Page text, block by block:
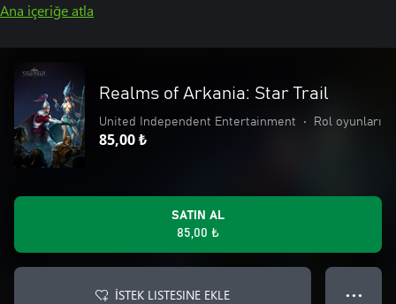
Ana içeriğe atla
Realms of Arkania: Star Trail
United Independent Entertainment • Rol oyunları
85,00 ₺
SATIN AL
85,00 ₺
İSTEK LISTESINE EKLE ● ● ●